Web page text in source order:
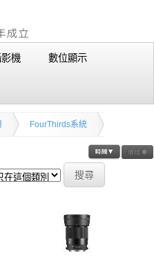
機 數位顯示
FourThirds系統